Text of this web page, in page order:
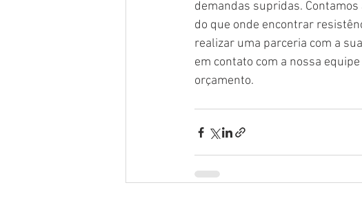
demandas supridas.
do que onde encontrar
realizar uma parceria com a
em contato com a nossa
orçamento.